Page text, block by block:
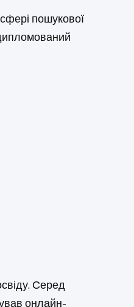
пошукової
Серед
онлайн-